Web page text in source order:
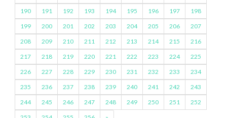
190
191 192 193 194 195 196 197
198
199
200 201 202 203 204 205 206
207
208
209 210 211 212 213 214 215
216
217
218 219 220 221 222 223 224
225
226
227 228 229 230 231 232 233
234
235
236 237 238 239 240 241 242
243
244
245 246 247 248 249 250 251
252